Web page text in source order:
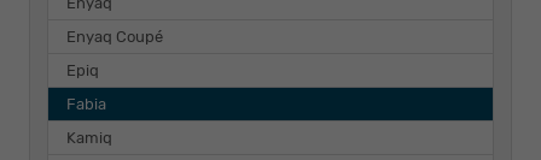
Enyaq Coupé
Epiq
Fabia
Kamiq